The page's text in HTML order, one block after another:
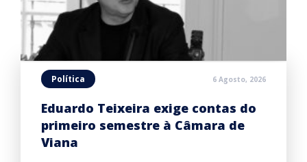
Política 6 Agosto, 2026
Eduardo Teixeira exige contas do
primeiro semestre à Câmara de
Viana